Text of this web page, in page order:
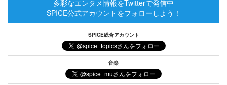
多彩なエンタメ情報をTwitterで発信中
SPICE公式アカウントをフォローしよう！
SPICE総合アカウント
音楽